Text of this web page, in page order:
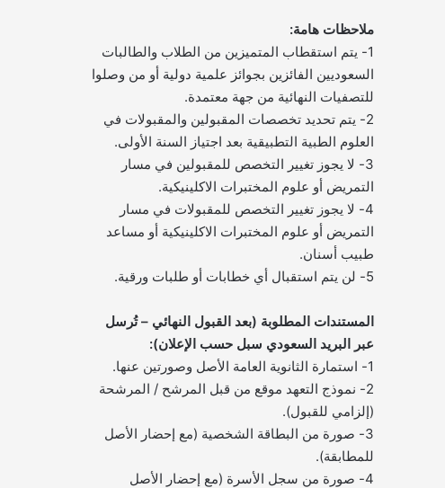
ملاحظات هامة:
1- يتم استقطاب المتميزين من الطلاب والطالبات
السعوديين الفائزين بجوائز علمية دولية أو من وصلوا
للتصفيات النهائية من جهة معتمدة.
2- يتم تحديد تخصصات المقبولين والمقبولات في
العلوم الطبية التطبيقية بعد اجتياز السنة الأولى.
3- لا يجوز تغيير التخصص للمقبولين في مسار
التمريض أو علوم المختبرات الاكلينيكية.
4- لا يجوز تغيير التخصص للمقبولات في مسار
التمريض أو علوم المختبرات الاكلينيكية أو مساعد
طبيب أسنان.
5- لن يتم استقبال أي خطابات أو طلبات ورقية.
المستندات المطلوبة (بعد القبول النهائي – تُرسل
عبر البريد السعودي سبل حسب الإعلان):
1- استمارة الثانوية العامة الأصل وصورتين عنها.
2- نموذج التعهد موقع من قبل المرشح / المرشحة
(إلزامي للقبول).
3- صورة من البطاقة الشخصية (مع إحضار الأصل
للمطابقة).
4- صورة من سجل الأسرة (مع إحضار الأصل